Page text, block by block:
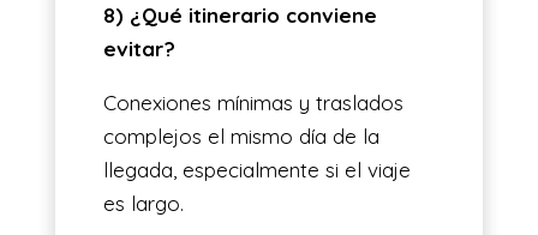
8) ¿Qué itinerario conviene
evitar?
Conexiones mínimas y traslados
complejos el mismo día de la
llegada, especialmente si el viaje
es largo.